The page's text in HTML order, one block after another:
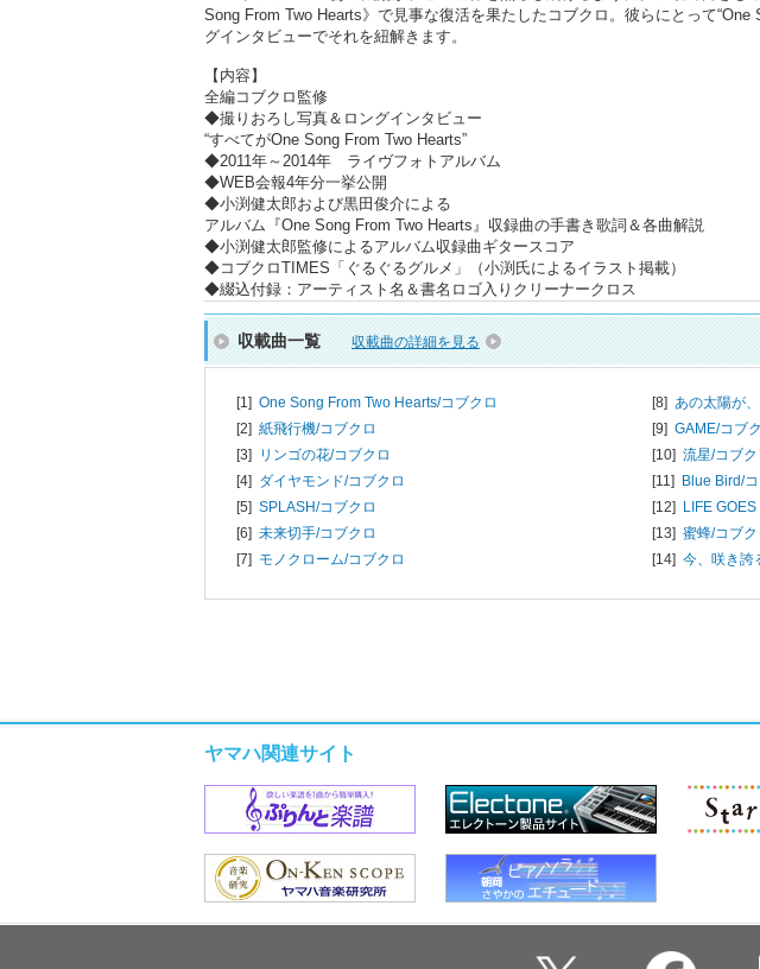
Song From Two Hearts》で見事な復活を果たしたコブクロ。彼らにとって
グインタビューでそれを紐解きます。
【内容】
全編コブクロ監修
◆撮りおろし写真＆ロングインタビュー
“すべてがOne Song From Two Hearts”
◆2011年～2014年 ライヴフォトアルバム
◆WEB会報4年分一挙公開
◆小渕健太郎および黒田俊介による
アルバム『One Song From Two Hearts』収録曲の手書き歌詞＆各曲解説
◆小渕健太郎監修によるアルバム収録曲ギタースコア
◆コブクロTIMES「ぐるぐるグルメ」（小渕氏によるイラスト掲載）
◆綴込付録：アーティスト名＆書名ロゴ入りクリーナークロス
収載曲一覧 収載曲の詳細を見る
[1] One Song From Two Hearts/コブクロ
[2] 紙飛行機/コブクロ
[3] リンゴの花/コブクロ
[4] ダイヤモンド/コブクロ
[5] SPLASH/コブクロ
[6] 未来切手/コブクロ
[7] モノクローム/コブクロ
[8] あの太陽が
[9] GAME/コブ
[10] 流星/コブク
[11] Blue Bird/
[12] LIFE GOES
[13] 蜜蜂/コブク
[14] 今、咲き誇
ヤマハ関連サイト